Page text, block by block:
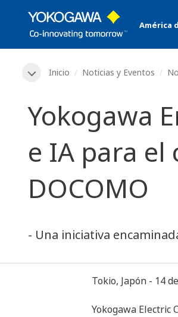
América
Inicio Noticias y Eventos
Yokogawa
e IA para
DOCOMO
- Una iniciativa
Tokio, Japón - 14
Yokogawa Electric